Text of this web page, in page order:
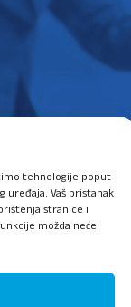
tehnologije poput
uređaja. Vaš pristanak
stranice i
možda neće